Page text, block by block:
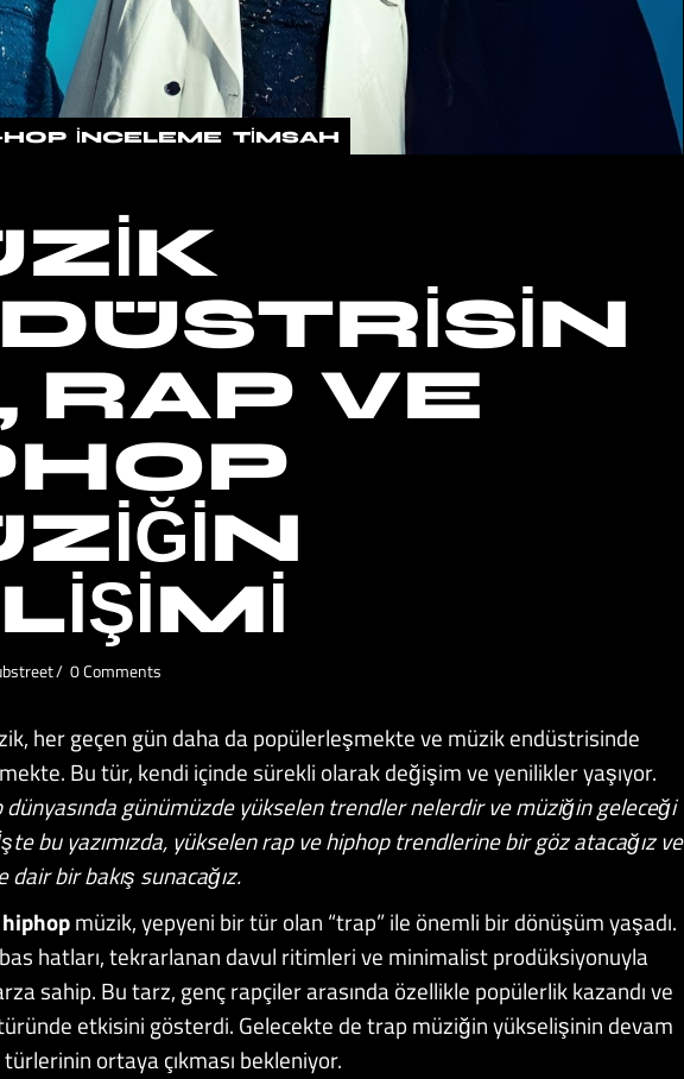
HOP İNCELEME TIMSAH
RAP VE
0 Comments
her geçen gün daha da popülerleşmekte ve müzik endüstrisinde
Bu tür, kendi içinde sürekli olarak değişim ve yenilikler yaşıyor.
dünyasında günümüzde yükselen trendler nelerdir ve müziğin geleceği
bu yazımızda, yükselen rap ve hiphop trendlerine bir göz atacağız ve
bir bakış sunacağız.
hiphopmüzik, yepyeni bir tür olan “trap” ile önemli bir dönüşüm yaşadı.
hatları, tekrarlanan davul ritimleri ve minimalist prodüksiyonuyla
sahip. Bu tarz, genç rapçiler arasında özellikle popülerlik kazandı ve
etkisini gösterdi. Gelecekte de trap müziğin yükselişinin devam
ortaya çıkması bekleniyor.